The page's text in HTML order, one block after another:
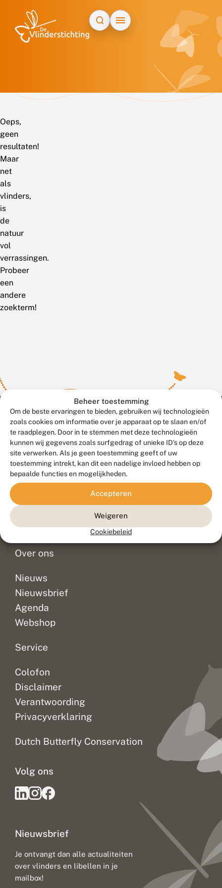
Beheer toestemming
Om de beste ervaringen te bieden, gebruiken wij technologieën
zoals cookies om informatie over je apparaat op te slaan en/of
te raadplegen. Door in te stemmen met deze technologieën
kunnen wij gegevens zoals surfgedrag of unieke ID's op deze
site verwerken. Als je geen toestemming geeft of uw
toestemming intrekt, kan dit een nadelige invloed hebben op
bepaalde functies en mogelijkheden.
Accepteren
Weigeren
Cookiebeleid
Oeps,
geen
resultaten!
Maar
net
als
vlinders,
is
de
natuur
vol
verrassingen.
Probeer
een
andere
zoekterm!
Contact
Veelgestelde vragen
Doneer
Over ons
Nieuws
Nieuwsbrief
Agenda
Webshop
Service
Colofon
Disclaimer
Verantwoording
Privacyverklaring
Dutch Butterfly Conservation
Nieuwsbrief
Je ontvangt dan alle actualiteiten
over vlinders en libellen in je
mailbox!
Volg ons
Meld waarnemingen© 2026 Vlinderstichting
Duurzaam ontwikkeld door
Go2People
, ontworpen door
Blue Field Agency
Privacy
Disclaimer
Sitemap